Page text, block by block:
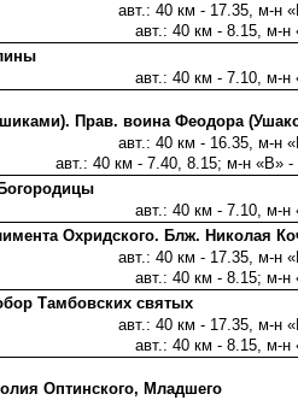
авт.: 40 км - 17.35, м-н
авт.: 40 км - 8.15, м-н
авт.: 40 км - 7.10, м-н
Прав. воина Феодора
авт.: 40 км - 16.35, м-н
авт.: 40 км - 7.40, 8.15; м-н «В» -
авт.: 40 км - 7.10, м-н
Охридского. Блж. Николая
авт.: 40 км - 17.35, м-н
авт.: 40 км - 8.15; м-н
Тамбовских святых
авт.: 40 км - 17.35, м-н
авт.: 40 км - 8.15, м-н
Оптинского, Младшего